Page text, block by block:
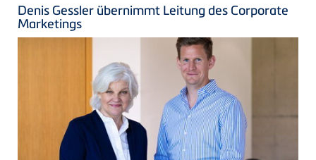
Denis Gessler übernimmt Leitung des Corporate
Marketings